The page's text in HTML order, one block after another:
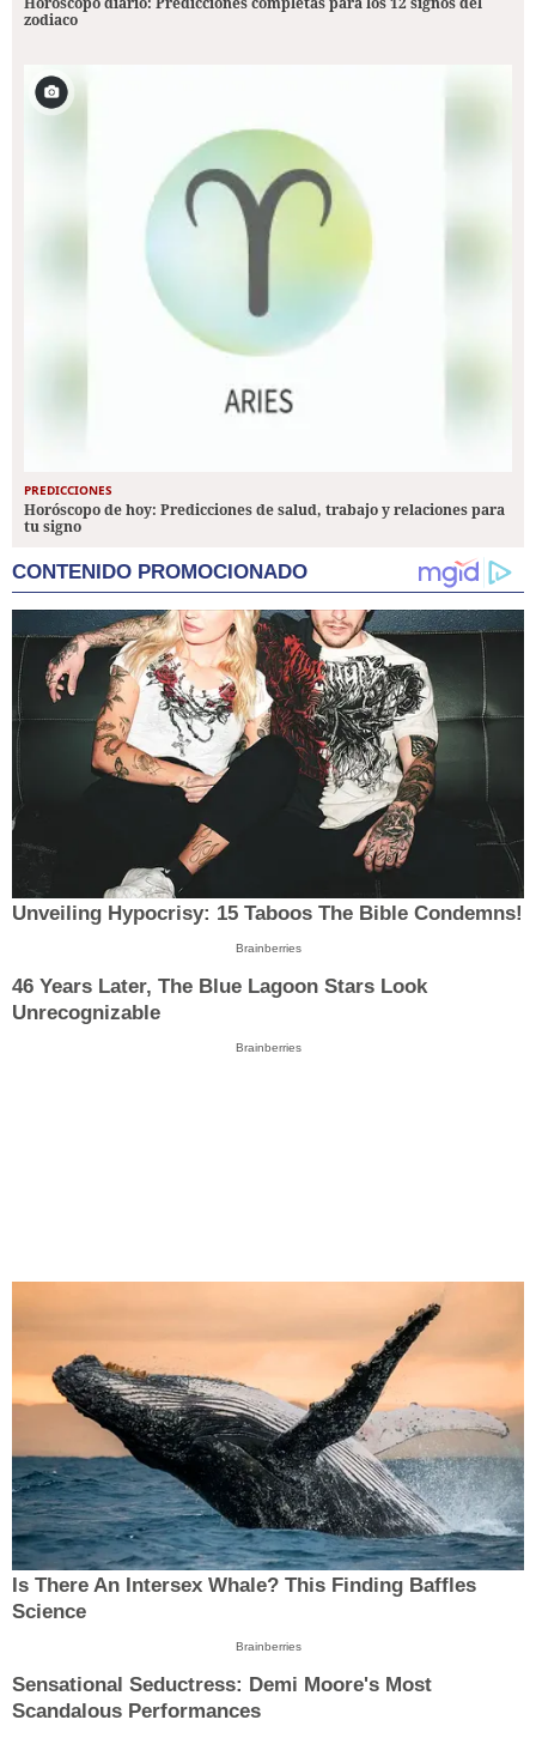
zodiaco
PREDICCIONES
Horóscopo de hoy: Predicciones de salud, trabajo y relaciones para
tu signo
CONTENIDO PROMOCIONADO
Unveiling Hypocrisy: 15 Taboos The Bible Condemns!
Brainberries
46 Years Later, The Blue Lagoon Stars Look
Unrecognizable
Brainberries
Is There An Intersex Whale? This Finding Baffles
Science
Brainberries
Sensational Seductress: Demi Moore's Most
Scandalous Performances